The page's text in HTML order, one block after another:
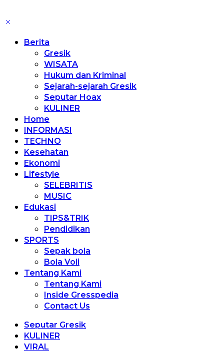
Berita
Gresik
WISATA
Hukum dan Kriminal
Sejarah-sejarah Gresik
Seputar Hoax
KULINER
Home
INFORMASI
TECHNO
Kesehatan
Ekonomi
Lifestyle
SELEBRITIS
MUSIC
Edukasi
TIPS&TRIK
Pendidikan
SPORTS
Sepak bola
Bola Voli
Tentang Kami
Tentang Kami
Inside Gresspedia
Contact Us
Seputar Gresik
KULINER
VIRAL